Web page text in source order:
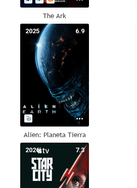
The Ark
6.9
2025
Alien: Planeta Tierra
7.3
2026